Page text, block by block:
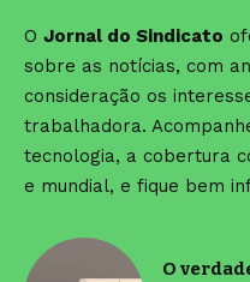
O Jornal do Sindicato
sobre as notícias, com
consideração os
trabalhadora.
tecnologia, a cobertura
e mundial, e fique bem
O